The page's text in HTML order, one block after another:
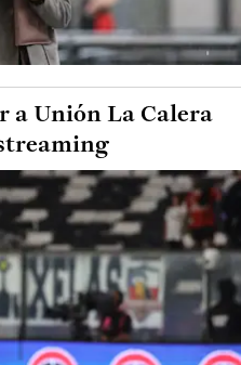
a Unión La Calera